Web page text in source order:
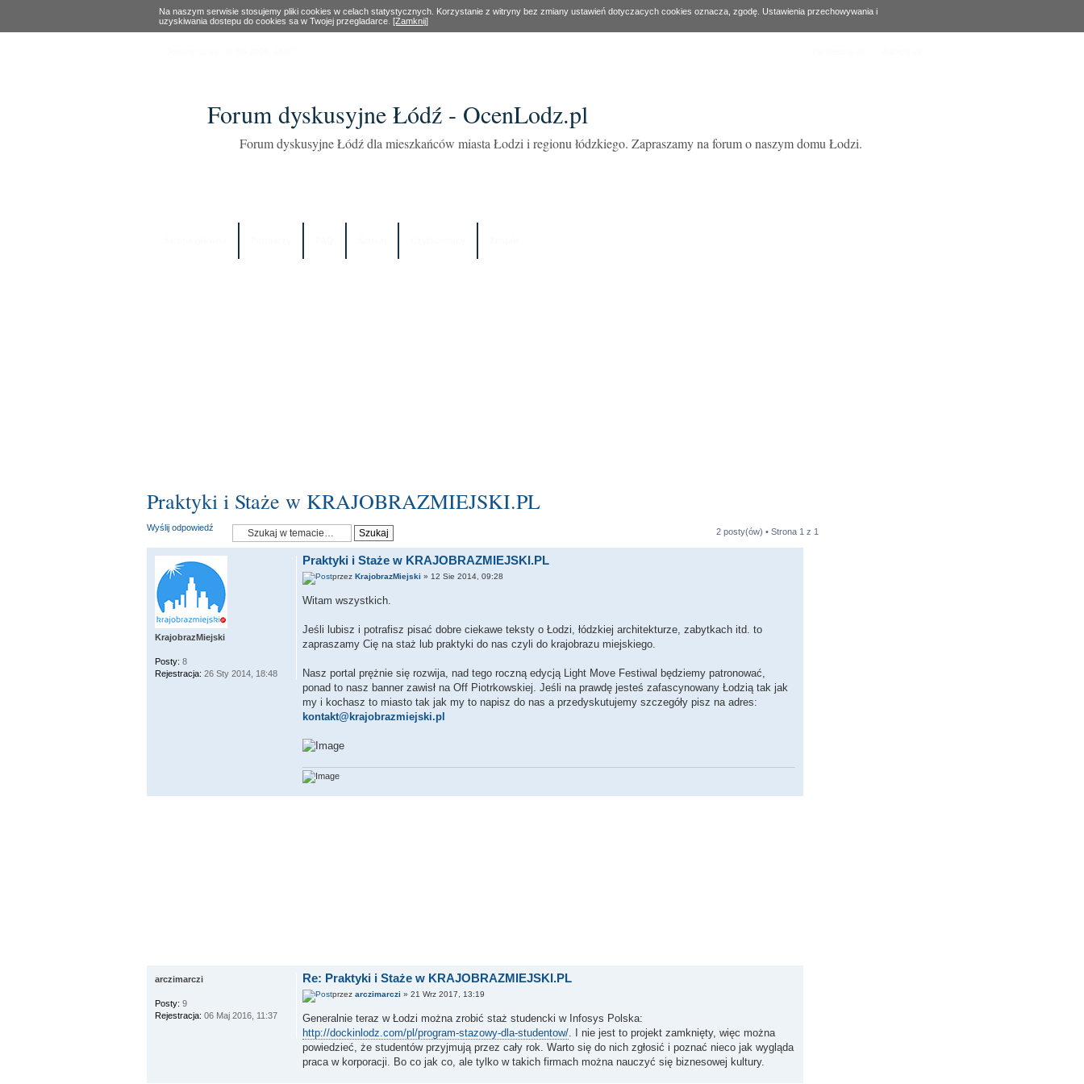
Na naszym serwisie stosujemy pliki cookies w celach statystycznych. Korzystanie z witryny bez zmiany ustawień dotyczacych cookies oznacza, zgodę. Ustawienia przechowywania i
uzyskiwania dostepu do cookies sa w Twojej przegladarce. [Zamknij]
Forum dyskusyjne Łódź - OcenLodz.pl
Forum dyskusyjne Łódź dla mieszkańców miasta Łodzi i regionu łódzkiego. Zapraszamy na forum o naszym domu Łodzi.
Praktyki i Staże w KRAJOBRAZMIEJSKI.PL
Wyślij odpowiedź 2 posty(ów) • Strona 1 z 1
Praktyki i Staże w KRAJOBRAZMIEJSKI.PL
przez KrajobrazMiejski » 12 Sie 2014, 09:28
Witam wszystkich.
Jeśli lubisz i potrafisz pisać dobre ciekawe teksty o Łodzi, łódzkiej architekturze, zabytkach itd. to
zapraszamy Cię na staż lub praktyki do nas czyli do krajobrazu miejskiego.
Nasz portal prężnie się rozwija, nad tego roczną edycją Light Move Festiwal będziemy patronować,
ponad to nasz banner zawisł na Off Piotrkowskiej. Jeśli na prawdę jesteś zafascynowany Łodzią tak jak
my i kochasz to miasto tak jak my to napisz do nas a przedyskutujemy szczegóły pisz na adres:
kontakt@krajobrazmiejski.pl
KrajobrazMiejski
Posty: 8
Rejestracja: 26 Sty 2014, 18:48
Re: Praktyki i Staże w KRAJOBRAZMIEJSKI.PL
przez arczimarczi » 21 Wrz 2017, 13:19
Generalnie teraz w Łodzi można zrobić staż studencki w Infosys Polska:
http://dockinlodz.com/pl/program-stazowy-dla-studentow/. I nie jest to projekt zamknięty, więc można
powiedzieć, że studentów przyjmują przez cały rok. Warto się do nich zgłosić i poznać nieco jak wygląda
praca w korporacji. Bo co jak co, ale tylko w takich firmach można nauczyć się biznesowej kultury.
arczimarczi
Posty: 9
Rejestracja: 06 Maj 2016, 11:37